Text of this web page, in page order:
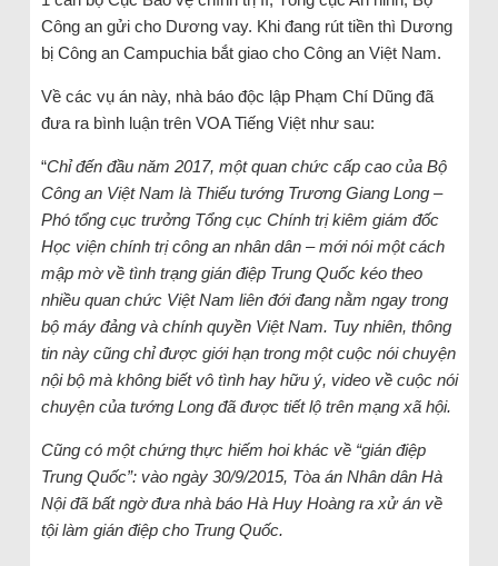
Công an gửi cho Dương vay. Khi đang rút tiền thì Dương
bị Công an Campuchia bắt giao cho Công an Việt Nam.
Về các vụ án này, nhà báo độc lập Phạm Chí Dũng đã
đưa ra bình luận trên VOA Tiếng Việt như sau:
“Chỉ đến đầu năm 2017, một quan chức cấp cao của Bộ
Công an Việt Nam là Thiếu tướng Trương Giang Long –
Phó tổng cục trưởng Tổng cục Chính trị kiêm giám đốc
Học viện chính trị công an nhân dân – mới nói một cách
mập mờ về tình trạng gián điệp Trung Quốc kéo theo
nhiều quan chức Việt Nam liên đới đang nằm ngay trong
bộ máy đảng và chính quyền Việt Nam. Tuy nhiên, thông
tin này cũng chỉ được giới hạn trong một cuộc nói chuyện
nội bộ mà không biết vô tình hay hữu ý, video về cuộc nói
chuyện của tướng Long đã được tiết lộ trên mạng xã hội.
Cũng có một chứng thực hiếm hoi khác về “gián điệp
Trung Quốc”: vào ngày 30/9/2015, Tòa án Nhân dân Hà
Nội đã bất ngờ đưa nhà báo Hà Huy Hoàng ra xử án về
tội làm gián điệp cho Trung Quốc.